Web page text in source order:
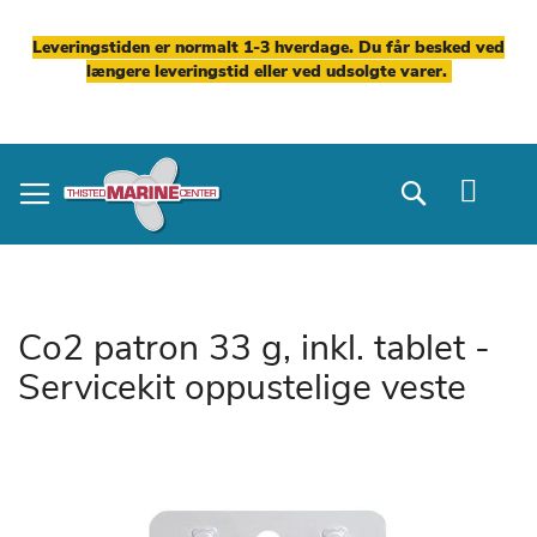
Leveringstiden er normalt 1-3 hverdage. Du får besked ved
længere leveringstid eller ved udsolgte varer.
to
Content
Search
Co2 patron 33 g, inkl. tablet -
Servicekit oppustelige veste